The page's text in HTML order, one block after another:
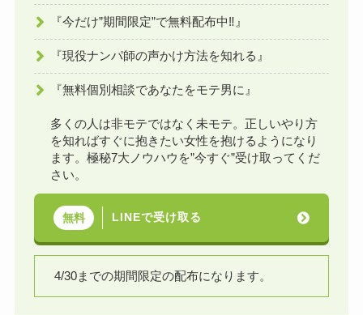
『今だけ”期間限定”で無料配布中‼︎』
『現役ナンパ師の声かけ方法を知れる』
『無料個別相談であなたをモテ男に』
多くの人は非モテではなく未モテ。正しいやり方
を知ればすぐに抱きたい女性を抱けるようになり
ます。極秘7大ノウハウを”今すぐ”受け取ってくだ
さい。
無料 LINEで受け取る
4/30までの期間限定の配布になります。